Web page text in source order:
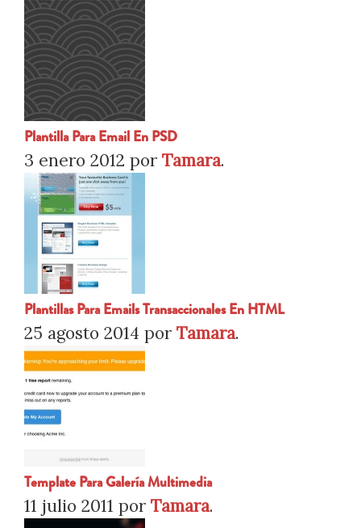
Plantilla Para Email En PSD
3 enero 2012 por Tamara.
Plantillas Para Emails Transaccionales En HTML
25 agosto 2014 por Tamara.
Template Para Galería Multimedia
11 julio 2011 por Tamara.